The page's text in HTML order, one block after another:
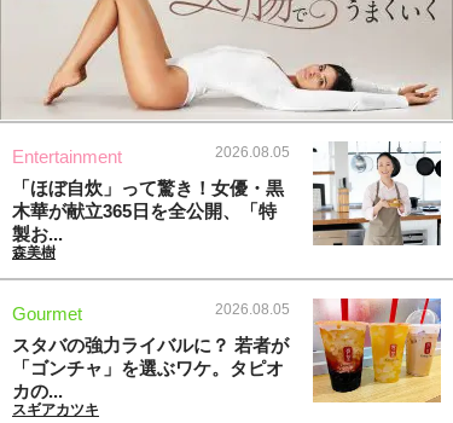
Entertainment 2026.08.05
「ほぼ自炊」って驚き！女優・黒
木華が献立365日を全公開、「特
製お...
森美樹
Gourmet 2026.08.05
スタバの強力ライバルに？ 若者が
「ゴンチャ」を選ぶワケ。タピオ
カの...
スギアカツキ